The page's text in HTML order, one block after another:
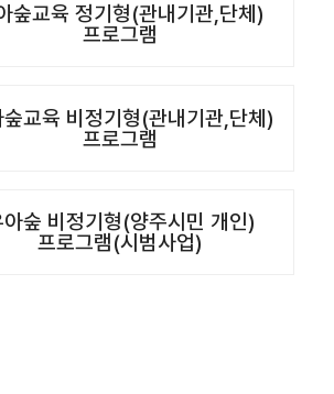
숲교육 정기형(관내기관,단체)
프로그램
교육 비정기형(관내기관,단체)
프로그램
아숲 비정기형(양주시민 개인)
프로그램(시범사업)